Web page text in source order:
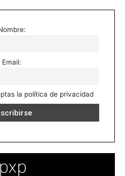
Email:
la política de privacidad